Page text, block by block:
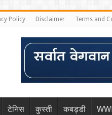
Policy Disclaimer Terms and
टेनिस कुस्ती कबड्डी